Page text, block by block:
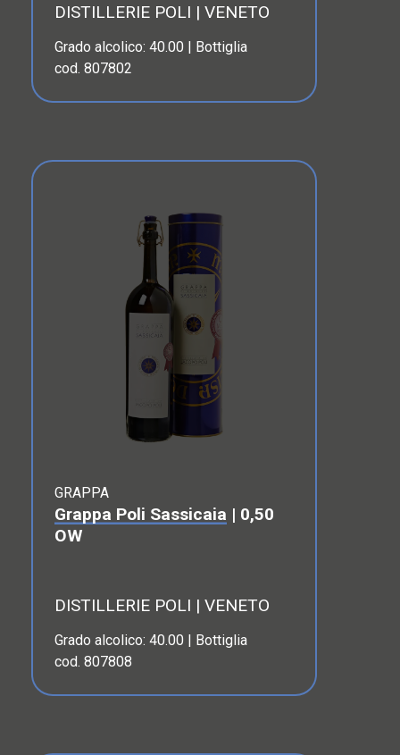
DISTILLERIE POLI | VENETO
Grado alcolico: 40.00 | Bottiglia
cod. 807802
GRAPPA
Grappa Poli Sassicaia | 0,50
OW
DISTILLERIE POLI | VENETO
Grado alcolico: 40.00 | Bottiglia
cod. 807808